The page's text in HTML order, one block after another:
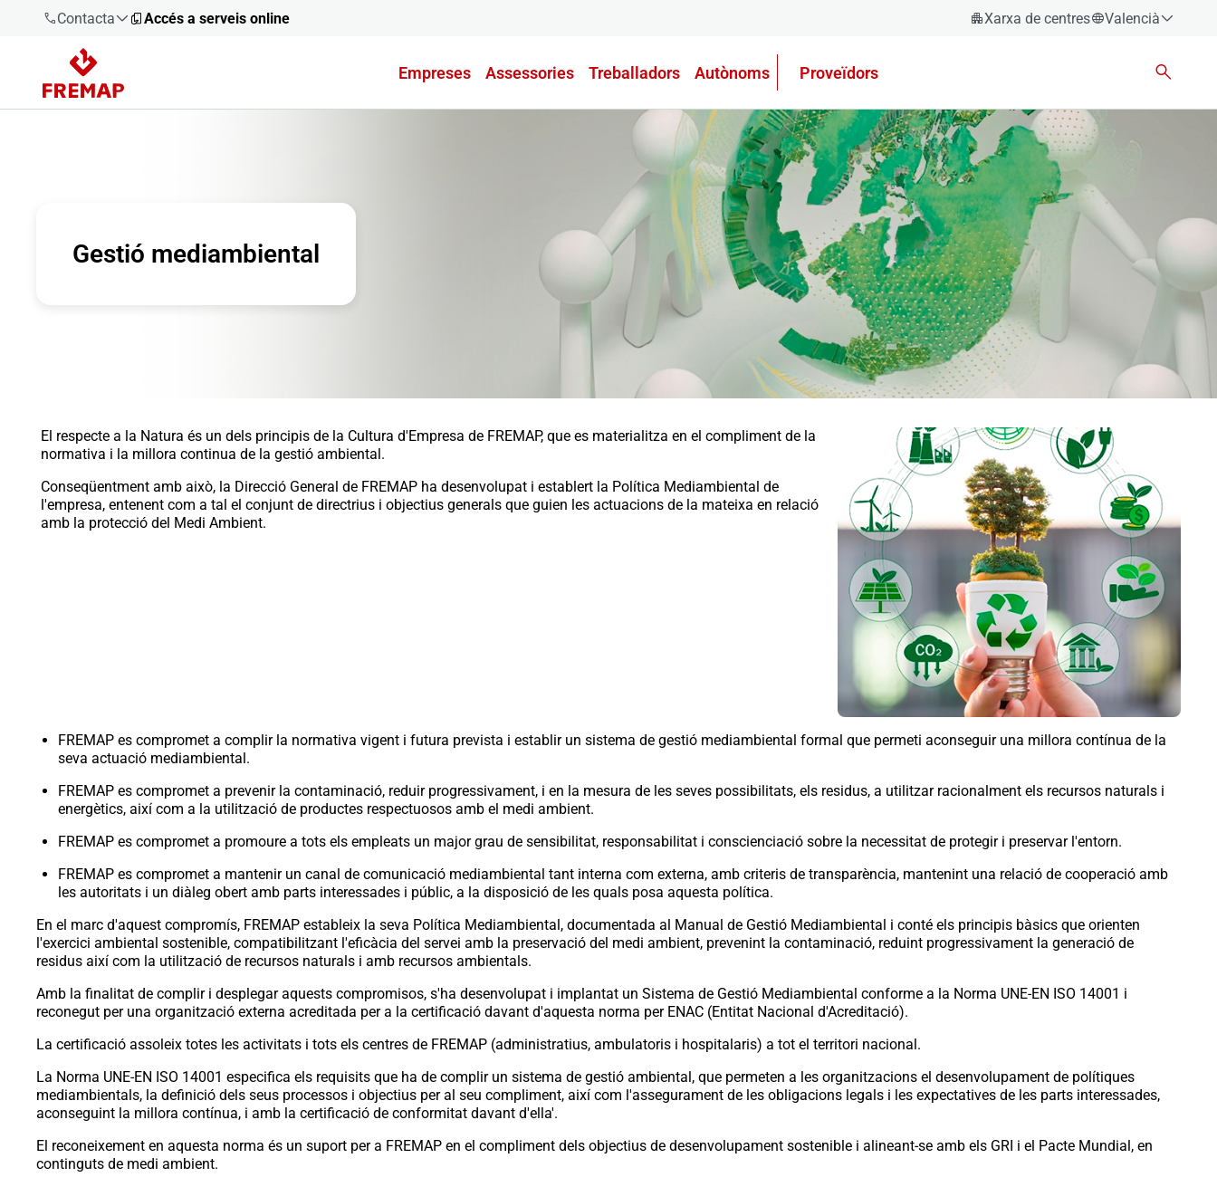
Contacta
900 61 00
61
Accés a serveis online Xarxa de centres
Valencià
Gallec
English
Empreses Assessories Treballadors Autònoms Proveïdors
Gestió mediambiental
El respecte a la Natura és un dels principis de la Cultura d'Empresa de FREMAP, que es materialitza en el compliment de la
normativa i la millora continua de la gestió ambiental.
Conseqüentment amb això, la Direcció General de FREMAP ha desenvolupat i establert la Política Mediambiental de
l'empresa, entenent com a tal el conjunt de directrius i objectius generals que guien les actuacions de la mateixa en relació
amb la protecció del Medi Ambient.
FREMAP es compromet a complir la normativa vigent i futura prevista i establir un sistema de gestió mediambiental formal que permeti aconseguir una millora contínua de la
seva actuació mediambiental.
FREMAP es compromet a prevenir la contaminació, reduir progressivament, i en la mesura de les seves possibilitats, els residus, a utilitzar racionalment els recursos naturals i
energètics, així com a la utilització de productes respectuosos amb el medi ambient.
FREMAP es compromet a promoure a tots els empleats un major grau de sensibilitat, responsabilitat i conscienciació sobre la necessitat de protegir i preservar l'entorn.
FREMAP es compromet a mantenir un canal de comunicació mediambiental tant interna com externa, amb criteris de transparència, mantenint una relació de cooperació amb
les autoritats i un diàleg obert amb parts interessades i públic, a la disposició de les quals posa aquesta política.
En el marc d'aquest compromís, FREMAP estableix la seva Política Mediambiental, documentada al Manual de Gestió Mediambiental i conté els principis bàsics que orienten
l'exercici ambiental sostenible, compatibilitzant l'eficàcia del servei amb la preservació del medi ambient, prevenint la contaminació, reduint progressivament la generació de
residus així com la utilització de recursos naturals i amb recursos ambientals.
Amb la finalitat de complir i desplegar aquests compromisos, s'ha desenvolupat i implantat un Sistema de Gestió Mediambiental conforme a la Norma UNE-EN ISO 14001 i
reconegut per una organització externa acreditada per a la certificació davant d'aquesta norma per ENAC (Entitat Nacional d'Acreditació).
La certificació assoleix totes les activitats i tots els centres de FREMAP (administratius, ambulatoris i hospitalaris) a tot el territori nacional.
La Norma UNE-EN ISO 14001 especifica els requisits que ha de complir un sistema de gestió ambiental, que permeten a les organitzacions el desenvolupament de polítiques
mediambientals, la definició dels seus processos i objectius per al seu compliment, així com l'assegurament de les obligacions legals i les expectatives de les parts interessades,
aconseguint la millora contínua, i amb la certificació de conformitat davant d'ella'.
El reconeixement en aquesta norma és un suport per a FREMAP en el compliment dels objectius de desenvolupament sostenible i alineant-se amb els GRI i el Pacte Mundial, en
continguts de medi ambient.